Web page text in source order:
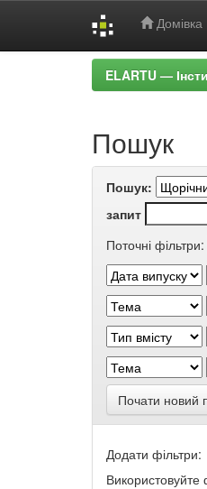
Домівка
ELARTU —
Пошук
Пошук:
запит
Поточні фільтри:
Почати новий
Додати фільтри:
Використовуйте